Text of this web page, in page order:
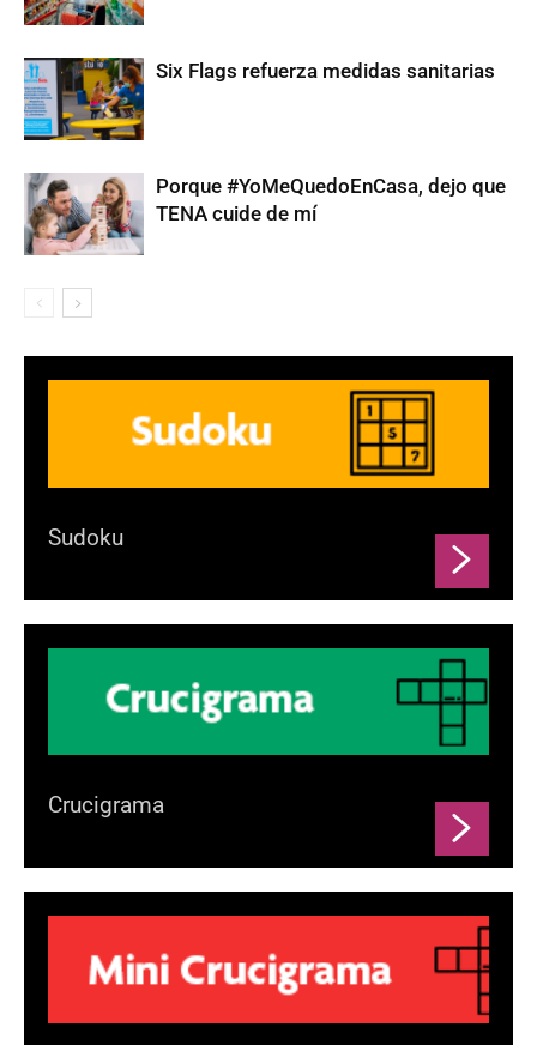
Six Flags refuerza medidas sanitarias
Porque #YoMeQuedoEnCasa, dejo que
TENA cuide de mí
Sudoku
Crucigrama